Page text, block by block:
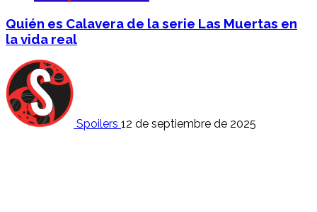
Quién es Calavera de la serie Las Muertas en
la vida real
Spoilers 12 de septiembre de 2025